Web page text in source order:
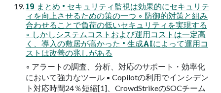
19 まとめ • セキュリティ監視は効果的にセキュリテ
ィを向上させるための策の一つ ◦ 防御的対策と組み
合わせることで負荷の低いセキュリティを実現する
◦ しかしシステムコストおよび運用コストは一定高
く、導入の敷居が高かった • 生成AIによって運用コ
ストは改善の兆しがある
◦ アラートの調査、分析、対応のサポート・効率化
において強力なツール ▪ Copilotの利用でインシデン
ト対応時間24％短縮[1]、CrowdStrikeのSOCチーム